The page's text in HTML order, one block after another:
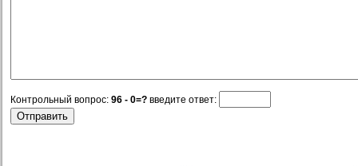
Контрольный вопрос: 96 - 0=? введите ответ: